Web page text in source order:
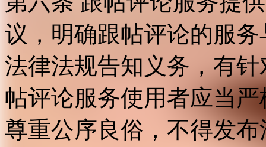
议，明确跟帖评论的服
法律法规告知义务，有
帖评论服务使用者应当
尊重公序良俗，不得发